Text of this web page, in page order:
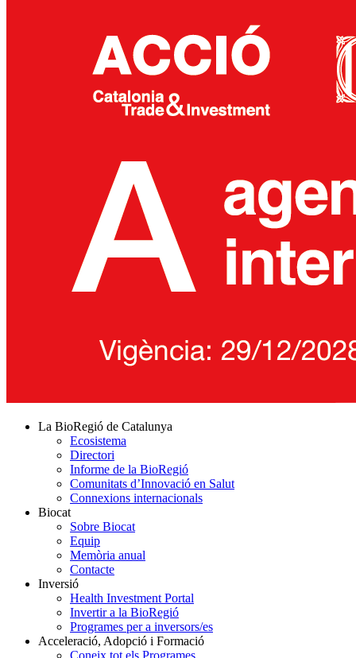
La BioRegió de Catalunya
Ecosistema
Directori
Informe de la BioRegió
Comunitats d’Innovació en Salut
Connexions internacionals
Biocat
Sobre Biocat
Equip
Memòria anual
Contacte
Inversió
Health Investment Portal
Invertir a la BioRegió
Programes per a inversors/es
Acceleració, Adopció i Formació
Coneix tot els Programes